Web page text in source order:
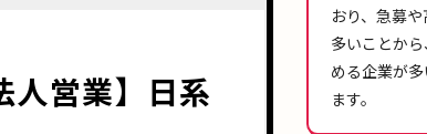
おり、 急募や
多いことか
める企業が
ます。
人営業】日系